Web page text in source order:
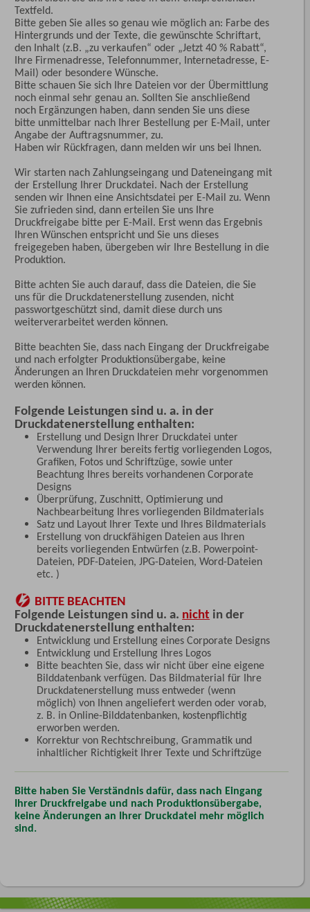
Textfeld.
Bitte geben Sie alles so genau wie möglich an: Farbe des
Hintergrunds und der Texte, die gewünschte Schriftart,
den Inhalt (z.B. „zu verkaufen“ oder „Jetzt 40 % Rabatt“,
Ihre Firmenadresse, Telefonnummer, Internetadresse, E-
Mail) oder besondere Wünsche.
Bitte schauen Sie sich Ihre Dateien vor der Übermittlung
noch einmal sehr genau an. Sollten Sie anschließend
noch Ergänzungen haben, dann senden Sie uns diese
bitte unmittelbar nach Ihrer Bestellung per E-Mail, unter
Angabe der Auftragsnummer, zu.
Haben wir Rückfragen, dann melden wir uns bei Ihnen.
Wir starten nach Zahlungseingang und Dateneingang mit
der Erstellung Ihrer Druckdatei. Nach der Erstellung
senden wir Ihnen eine Ansichtsdatei per E-Mail zu. Wenn
Sie zufrieden sind, dann erteilen Sie uns Ihre
Druckfreigabe bitte per E-Mail. Erst wenn das Ergebnis
Ihren Wünschen entspricht und Sie uns dieses
freigegeben haben, übergeben wir Ihre Bestellung in die
Produktion.
Bitte achten Sie auch darauf, dass die Dateien, die Sie
uns für die Druckdatenerstellung zusenden, nicht
passwortgeschützt sind, damit diese durch uns
weiterverarbeitet werden können.
Bitte beachten Sie, dass nach Eingang der Druckfreigabe
und nach erfolgter Produktionsübergabe, keine
Änderungen an Ihren Druckdateien mehr vorgenommen
werden können.
Folgende Leistungen sind u. a. in der
Druckdatenerstellung enthalten:
Erstellung und Design Ihrer Druckdatei unter
Verwendung Ihrer bereits fertig vorliegenden Logos,
Grafiken, Fotos und Schriftzüge, sowie unter
Beachtung Ihres bereits vorhandenen Corporate
Designs
Überprüfung, Zuschnitt, Optimierung und
Nachbearbeitung Ihres vorliegenden Bildmaterials
Satz und Layout Ihrer Texte und Ihres Bildmaterials
Erstellung von druckfähigen Dateien aus Ihren
bereits vorliegenden Entwürfen (z.B. Powerpoint-
Dateien, PDF-Dateien, JPG-Dateien, Word-Dateien
etc. )
BITTE BEACHTEN
Folgende Leistungen sind u. a. nicht in der
Druckdatenerstellung enthalten:
Entwicklung und Erstellung eines Corporate Designs
Entwicklung und Erstellung Ihres Logos
Bitte beachten Sie, dass wir nicht über eine eigene
Bilddatenbank verfügen. Das Bildmaterial für Ihre
Druckdatenerstellung muss entweder (wenn
möglich) von Ihnen angeliefert werden oder vorab,
z. B. in Online-Bilddatenbanken, kostenpflichtig
erworben werden.
Korrektur von Rechtschreibung, Grammatik und
inhaltlicher Richtigkeit Ihrer Texte und Schriftzüge
Bitte haben Sie Verständnis dafür, dass nach Eingang
Ihrer Druckfreigabe und nach Produktionsübergabe,
keine Änderungen an Ihrer Druckdatei mehr möglich
sind.